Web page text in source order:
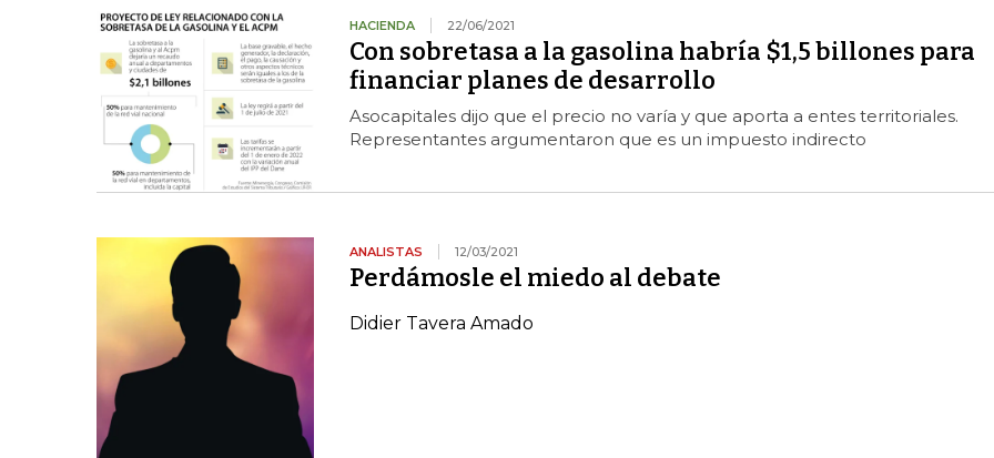
HACIENDA 22/06/2021
Con sobretasa a la gasolina habría $1,5 billones para
financiar planes de desarrollo
Asocapitales dijo que el precio no varía y que aporta a entes territoriales.
Representantes argumentaron que es un impuesto indirecto
ANALISTAS 12/03/2021
Perdámosle el miedo al debate
Didier Tavera Amado